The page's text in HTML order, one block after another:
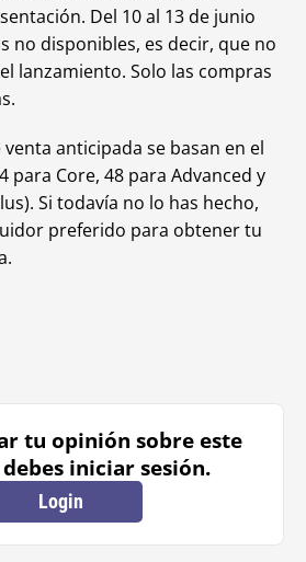
Del 10 al 13 de junio
no disponibles, es decir, que no
lanzamiento. Solo las compras
venta anticipada se basan en el
para Core, 48 para Advanced y
Si todavía no lo has hecho,
preferido para obtener tu
tu opinión sobre este
iniciar sesión.
Login